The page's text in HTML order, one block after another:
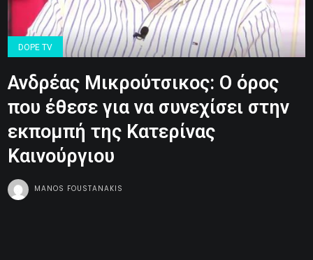
DOPE TV
Ανδρέας Μικρούτσικος: O όρος
που έθεσε για να συνεχίσει στην
εκπομπή της Κατερίνας
Καινούργιου
MANOS FOUSTANAKIS